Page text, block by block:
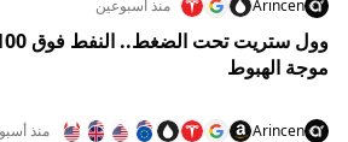
Arincen منذ أسبوعين
موجة الهبوط
Arincen منذ